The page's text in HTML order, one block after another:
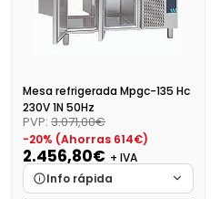
Precio final (+21%)4369,55 €
Mesa refrigerada Mpgc-135 Hc
230V 1N 50Hz
PVP: 3.071,00€
-20% (Ahorras 614€)
2.456,80€ + IVA
Info rápida